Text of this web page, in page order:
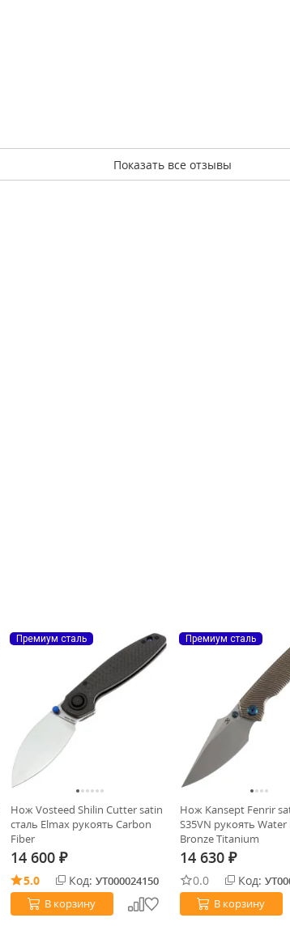
Показать все отзывы
Премиум сталь
Нож Vosteed Shilin Cutter satin
сталь Elmax рукоять Carbon
Fiber
14 600 ₽
5.0 Код: УТ000024150
В корзину
Премиум сталь
Нож Kansept Fenrir
S35VN рукоять Water
Bronze Titanium
14 630 ₽
0.0 Код:
В корзину